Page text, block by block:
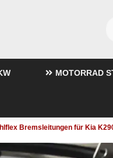
MOTORRAD
Bremsleitungen für Kia